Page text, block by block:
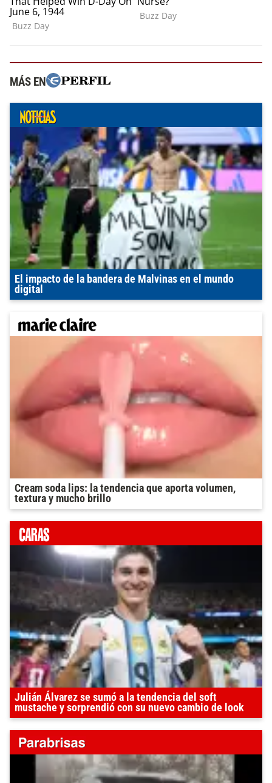
MÁS EN
El impacto de la bandera de Malvinas en el mundo
digital
Cream soda lips: la tendencia que aporta volumen,
textura y mucho brillo
Julián Álvarez se sumó a la tendencia del soft
mustache y sorprendió con su nuevo cambio de look